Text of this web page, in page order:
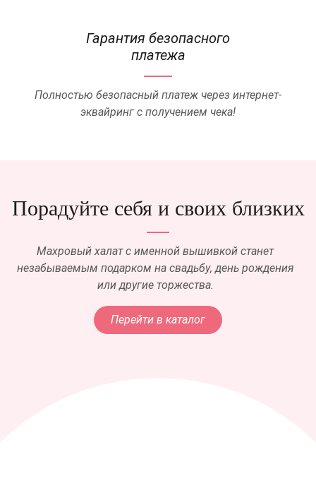
Гарантия безопасного
платежа
Полностью безопасный платеж через интернет-
эквайринг с получением чека!
Порадуйте себя и своих близких
Махровый халат с именной вышивкой станет
незабываемым подарком на свадьбу, день рождения
или другие торжества.
Перейти в каталог